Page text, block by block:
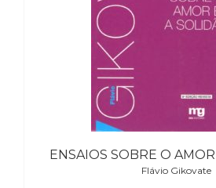
ENSAIOS SOBRE O
Flávio Gikovate